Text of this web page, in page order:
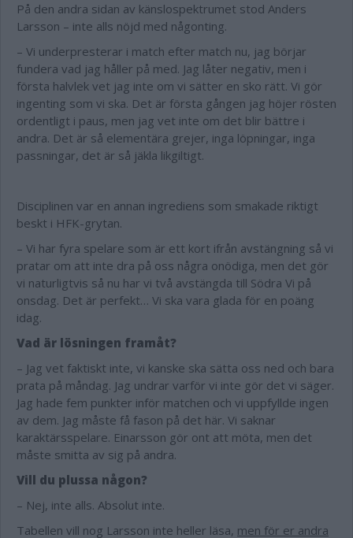
På den andra sidan av känslospektrumet stod Anders
Larsson – inte alls nöjd med någonting.
– Vi underpresterar i match efter match nu, jag börjar
fundera vad jag håller på med. Jag låter negativ, men i
första halvlek vet jag inte om vi sätter en sko rätt. Vi gör
ingenting som vi ska. Det är första gången jag höjer rösten
ordentligt i paus, men jag vet inte om det blir bättre i
andra. Det är så elementära grejer, inga löpningar, inga
passningar, det är så jäkla likgiltigt.
Disciplinen var en annan ingrediens som smakade riktigt
beskt i HFK-grytan.
– Vi har fyra spelare som är ett kort ifrån avstängning så vi
pratar om att inte dra på oss några onödiga, men det gör
vi naturligtvis så nu har vi två avstängda till Södra Vi på
onsdag. Det är perfekt… Vi ska vara glada för en poäng
idag.
Vad är lösningen framåt?
– Jag vet faktiskt inte, vi kanske ska sätta oss ned och bara
prata på måndag. Jag undrar varför vi inte gör det vi säger.
Jag hade fem punkter inför matchen och vi uppfyllde ingen
av dem. Jag måste få fason på det här. Vi saknar
karaktärsspelare. Einarsson gör ont att möta, men det
måste smitta av sig på andra.
Vill du plussa någon?
– Nej, inte alls. Absolut inte.
Tabellen vill nog Larsson inte heller läsa, men för er andra